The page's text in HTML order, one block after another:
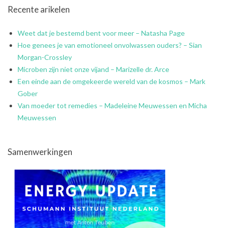
Recente arikelen
Weet dat je bestemd bent voor meer – Natasha Page
Hoe genees je van emotioneel onvolwassen ouders? – Sian
Morgan-Crossley
Microben zijn niet onze vijand – Marizelle dr. Arce
Een einde aan de omgekeerde wereld van de kosmos – Mark
Gober
Van moeder tot remedies – Madeleine Meuwessen en Micha
Meuwessen
Samenwerkingen